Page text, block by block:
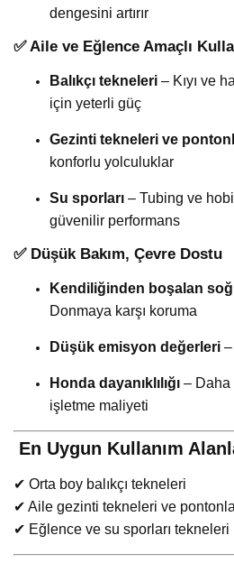
dengesini artırır
✅Aile ve Eğlence Amaçlı
Balıkçı tekneleri – Kıyı ve
için yeterli güç
Gezinti tekneleri ve
konforlu yolculuklar
Su sporları – Tubing ve
güvenilir performans
✅ Düşük Bakım, Çevre Dostu
Kendiliğinden boşalan
Donmaya karşı koruma
Düşük emisyon değerleri
Honda dayanıklılığı – Daha
işletme maliyeti
En Uygun Kullanım
✔ Orta boy balıkçı tekneleri
✔ Aile gezinti tekneleri ve
✔ Eğlence ve su sporları tekneleri